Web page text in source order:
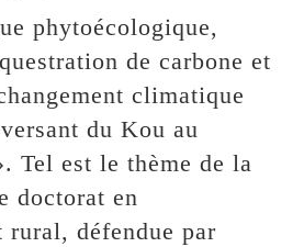
phytoécologique,
de carbone et
climatique
du Kou au
Tel est le thème de la
doctorat en
rural, défendue par